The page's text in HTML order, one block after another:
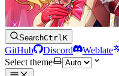
SearchCtrlK
GitHub Discord
Weblate
Select theme